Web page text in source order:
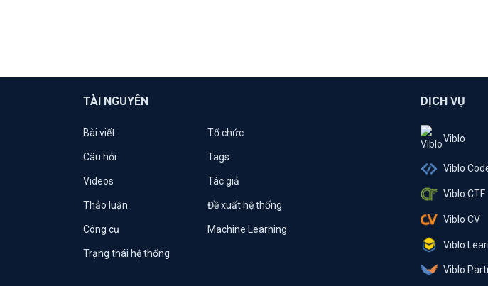
TÀI NGUYÊN
Bài viết Tổ chức
Câu hỏi Tags
Videos Tác giả
Thảo luận Đề xuất hệ thống
Công cụ Machine Learning
Trạng thái hệ thống
DỊCH VỤ
Viblo
Viblo
Viblo CTF
Viblo CV
Viblo
Viblo